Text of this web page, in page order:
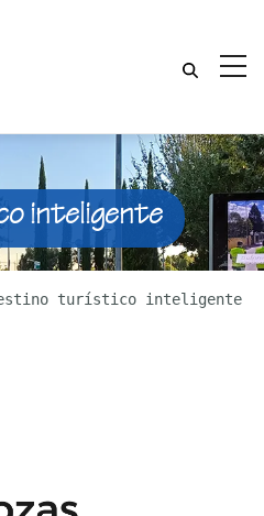
inteligente
turístico inteligente